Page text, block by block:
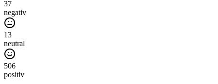
37
negativ
13
neutral
506
positiv